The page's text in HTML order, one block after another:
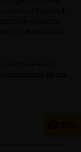
Russland,
politische